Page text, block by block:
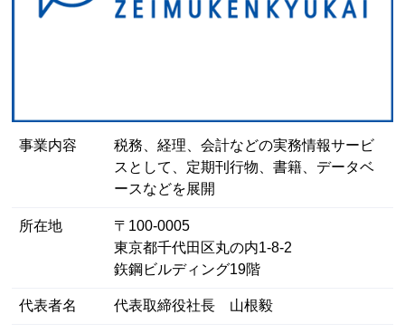
事業内容
税務、経理、会計などの実務情報サービ
スとして、定期刊行物、書籍、データベ
ースなどを展開
所在地
〒100-0005
東京都千代田区丸の内1-8-2
鉃鋼ビルディング19階
代表者名 代表取締役社長 山根毅